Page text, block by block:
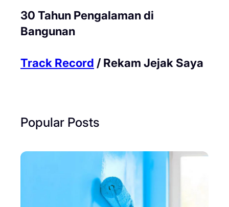
30 Tahun Pengalaman di
Bangunan
Track Record / Rekam Jejak Saya
Popular Posts